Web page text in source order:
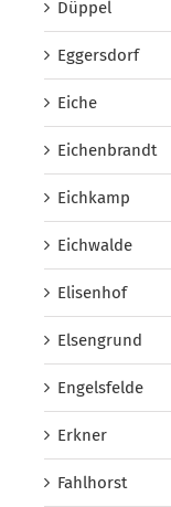
Düppel
Eggersdorf
Eiche
Eichenbrandt
Eichkamp
Eichwalde
Elisenhof
Elsengrund
Engelsfelde
Erkner
Fahlhorst